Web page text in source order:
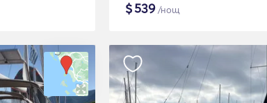
$539/нощ